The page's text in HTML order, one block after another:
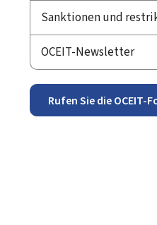
Sanktionen und
OCEIT-Newsletter
Rufen Sie die OCEIT-